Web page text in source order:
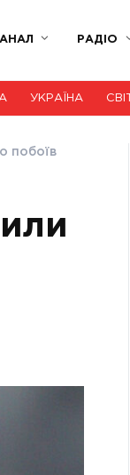
РАДІО
УКРАЇНА СВІТ
побоїв